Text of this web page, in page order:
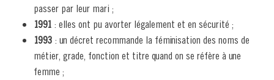
passer par leur mari ;
1991 : elles ont pu avorter légalement et en sécurité ;
1993 : un décret recommande la féminisation des noms de
métier, grade, fonction et titre quand on se réfère à une
femme ;